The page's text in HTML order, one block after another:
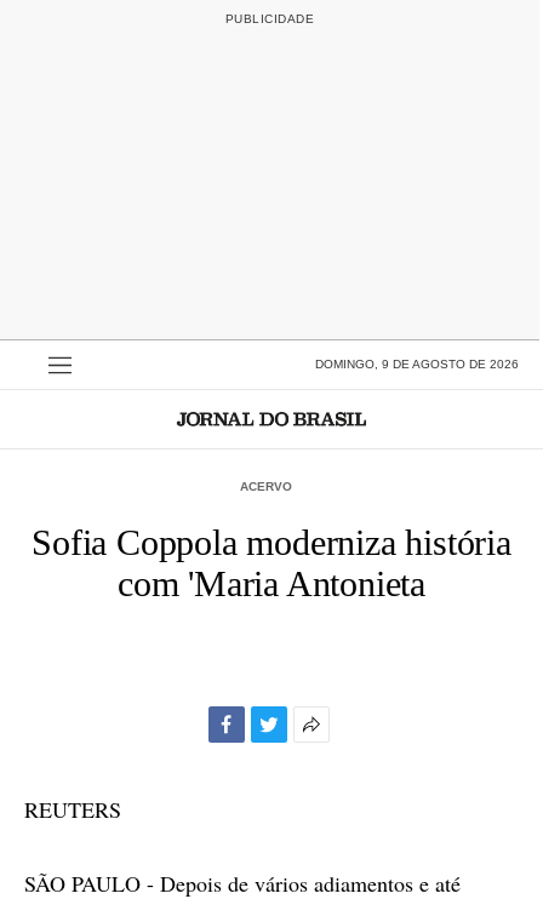
DOMINGO, 9 DE AGOSTO DE 2026
ACERVO
Sofia Coppola moderniza história
com 'Maria Antonieta
REUTERS
SÃO PAULO - Depois de vários adiamentos e até